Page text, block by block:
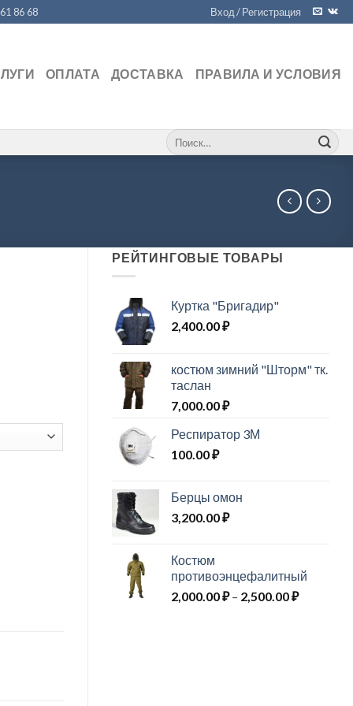
86 68 Вход / Регистрация
ОПЛАТА ДОСТАВКА ПРАВИЛА И УСЛОВИЯ
Искать:
РЕЙТИНГОВЫЕ ТОВАРЫ
Куртка "Бригадир"
2,400.00₽
костюм зимний "Шторм" тк.
таслан
7,000.00₽
Респиратор 3М
100.00₽
Берцы омон
3,200.00₽
Костюм
противоэнцефалитный
2,000.00₽ – 2,500.00₽